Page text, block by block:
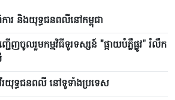
ារ និងយុទ្ធជនពលីនៅកម្ពុជា
ជើញ​ចូលរួមកម្មវិធីទូរទស្សន៍ "ផ្កាយបំភ្លឺផ្លូវ" រំលឹក
រយុទ្ធជនពលី នៅទូទាំងប្រទេស